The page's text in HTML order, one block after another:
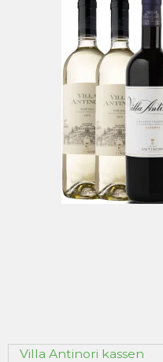
Villa Antinori kassen